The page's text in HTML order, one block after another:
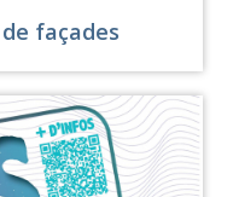
façades